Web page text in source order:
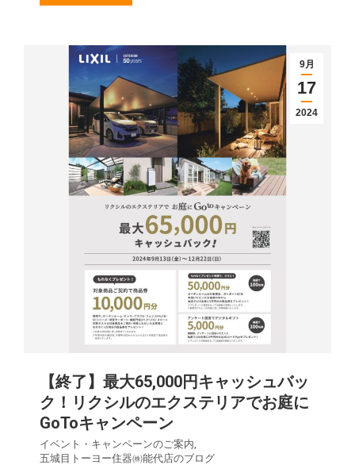
9月
17
2024
【終了】最大65,000円キャッシュバッ
ク！リクシルのエクステリアでお庭に
GoToキャンペーン
イベント・キャンペーンのご案内
五城目トーヨー住器㈱能代店のブログ